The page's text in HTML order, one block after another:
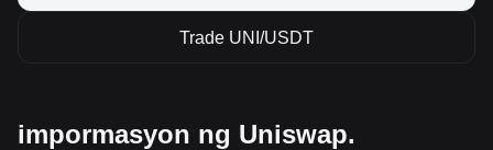
Trade UNI/USDT
impormasyon ng Uniswap.